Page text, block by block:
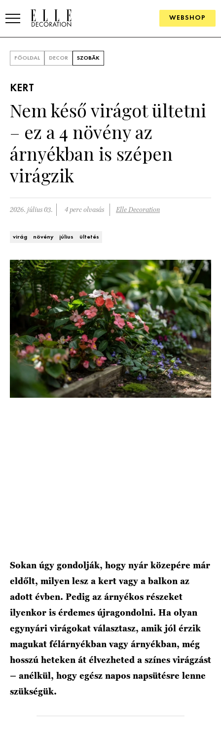
WEBSHOP
SZOBÁK
Konyha
Fürdőszoba
Nappali
Hálószoba
ÖTLETEK
SZÉP TEREK
Szállodák és vendégházak
Lakások
FŐOLDAL DECOR SZOBÁK
KERT
Nem késő virágot ültetni
– ez a 4 növény az
árnyékban is szépen
virágzik
2026. július 03. 4 perc olvasás Elle Decoration
virág növény július ültetés
Sokan úgy gondolják, hogy nyár közepére már
eldőlt, milyen lesz a kert vagy a balkon az
adott évben. Pedig az árnyékos részeket
ilyenkor is érdemes újragondolni. Ha olyan
egynyári virágokat választasz, amik jól érzik
magukat félárnyékban vagy árnyékban, még
hosszú heteken át élvezheted a színes virágzást
– anélkül, hogy egész napos napsütésre lenne
szükségük.